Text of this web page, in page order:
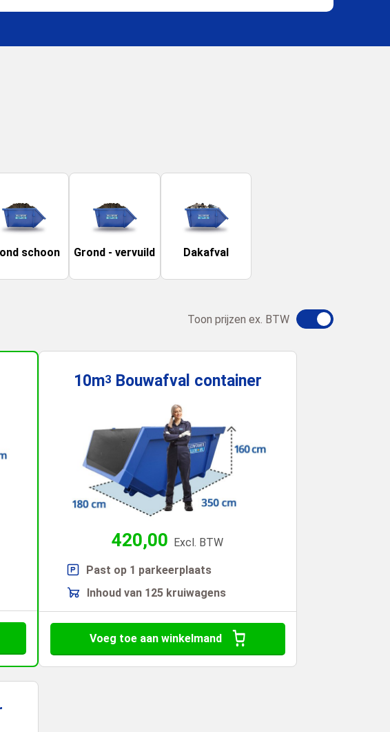
schoon Grond - vervuild Dakafval
Toon prijzen ex. BTW
10m3 Bouwafval container
420,00 Excl. BTW
Past op 1 parkeerplaats
Inhoud van 125 kruiwagens
Voeg toe aan winkelmand